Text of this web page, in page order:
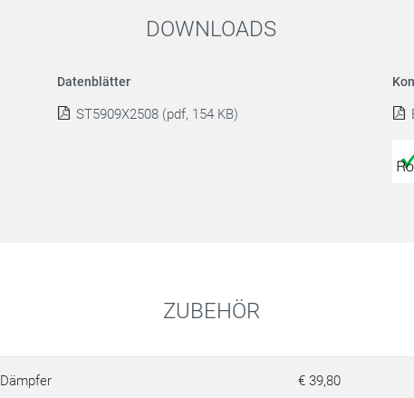
DOWNLOADS
Datenblätter
ST5909X2508 (pdf, 154 KB)
ZUBEHÖR
Dämpfer € 39,80